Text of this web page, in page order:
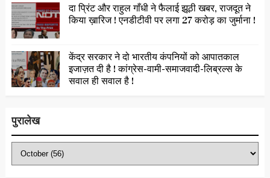
दा प्रिंट और राहुल गाँधी ने फैलाई झूठी खबर, राजदूत ने
किया ख़ारिज ! एनडीटीवी पर लगा 27 करोड़ का जुर्माना !
केंद्र सरकार ने दो भारतीय कंपनियों को आपातकाल
इजाज़त दी है ! कांग्रेस-वामी-समाजवादी-लिब्रल्स के
सवाल ही सवाल है !
पुरालेख